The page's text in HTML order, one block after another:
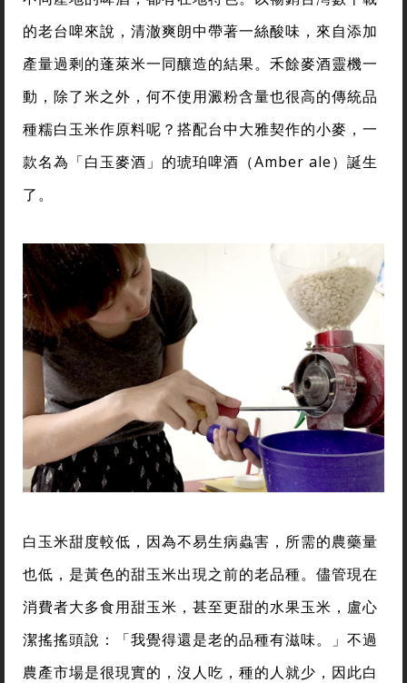
的老台啤來說，清澈爽朗中帶著一絲酸味，來自添加
產量過剩的蓬萊米一同釀造的結果。禾餘麥酒靈機一
動，除了米之外，何不使用澱粉含量也很高的傳統品
種糯白玉米作原料呢？搭配台中大雅契作的小麥，一
款名為「白玉麥酒」的琥珀啤酒（Amber ale）誕生
了。
白玉米甜度較低，因為不易生病蟲害，所需的農藥量
也低，是黃色的甜玉米出現之前的老品種。儘管現在
消費者大多食用甜玉米，甚至更甜的水果玉米，盧心
潔搖搖頭說：「我覺得還是老的品種有滋味。」不過
農產市場是很現實的，沒人吃，種的人就少，因此白